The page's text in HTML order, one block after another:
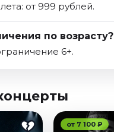
от 999 рублей.
по возрасту?
6+.
от 7 100 ₽